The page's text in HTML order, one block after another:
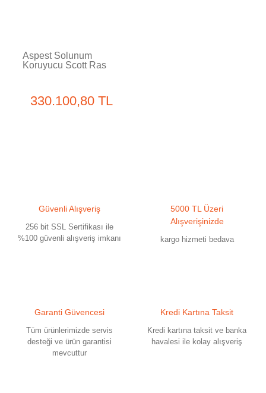
Aspest Solunum
Koruyucu Scott Ras
330.100,80 TL
Güvenli Alışveriş
256 bit SSL Sertifikası ile
%100 güvenli alışveriş imkanı
5000 TL Üzeri
Alışverişinizde
kargo hizmeti bedava
Garanti Güvencesi
Tüm ürünlerimizde servis
desteği ve ürün garantisi
mevcuttur
Kredi Kartına Taksit
Kredi kartına taksit ve banka
havalesi ile kolay alışveriş